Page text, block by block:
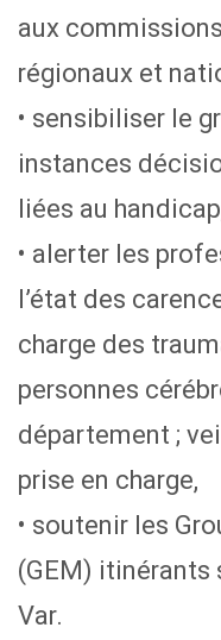
aux
régionaux et
• sensibiliser le
instances
liées au
• alerter les
l’état des
charge des
personnes
département ;
prise en charge,
• soutenir les
(GEM) itinérants
Var.